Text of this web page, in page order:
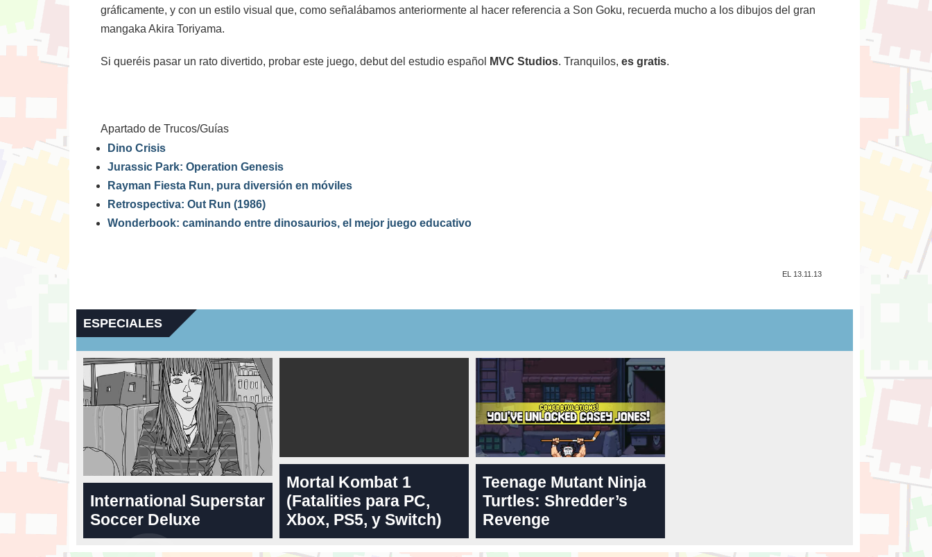
gráficamente, y con un estilo visual que, como señalábamos anteriormente al hacer referencia a Son Goku, recuerda mucho a los dibujos del gran
mangaka Akira Toriyama.
Si queréis pasar un rato divertido, probar este juego, debut del estudio español MVC Studios. Tranquilos, es gratis.
Apartado de Trucos/Guías
Dino Crisis
Jurassic Park: Operation Genesis
Rayman Fiesta Run, pura diversión en móviles
Retrospectiva: Out Run (1986)
Wonderbook: caminando entre dinosaurios, el mejor juego educativo
EL 13.11.13
ESPECIALES
International Superstar
Soccer Deluxe
Mortal Kombat 1
(Fatalities para PC,
Xbox, PS5, y Switch)
Teenage Mutant Ninja
Turtles: Shredder’s
Revenge